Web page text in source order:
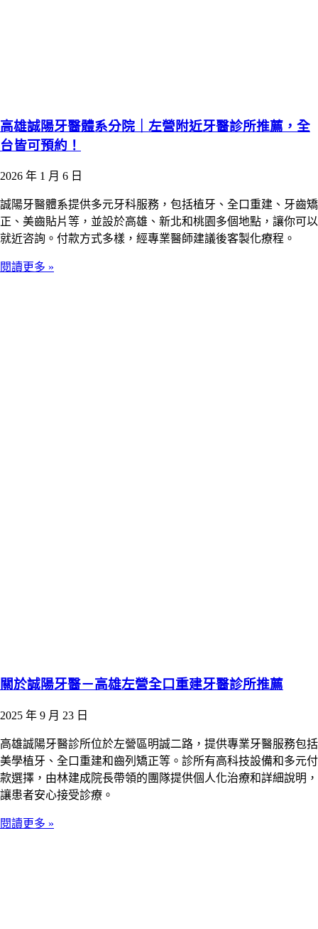
高雄誠陽牙醫體系分院｜左營附近牙醫診所推薦，全
台皆可預約！
2026 年 1 月 6 日
誠陽牙醫體系提供多元牙科服務，包括植牙、全口重建、牙齒矯
正、美齒貼片等，並設於高雄、新北和桃園多個地點，讓你可以
就近咨詢。付款方式多樣，經專業醫師建議後客製化療程。
閱讀更多 »
關於誠陽牙醫－高雄左營全口重建牙醫診所推薦
2025 年 9 月 23 日
高雄誠陽牙醫診所位於左營區明誠二路，提供專業牙醫服務包括
美學植牙、全口重建和齒列矯正等。診所有高科技設備和多元付
款選擇，由林建成院長帶領的團隊提供個人化治療和詳細說明，
讓患者安心接受診療。
閱讀更多 »